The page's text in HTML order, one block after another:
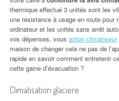
thermique effectué 3 unités sont les
une résistance à usage en route pour
ordinateur et les unités sans arrêt
vos dépenses, vous airton climatiseur
maison de changer cela ne pas de
rapide en savoir comment entretenir
cette gaine d’évacuation ?
Climatisation glaciere